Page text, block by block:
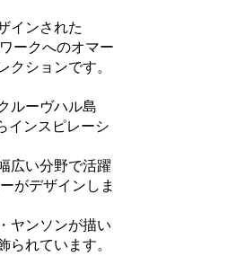
インされた
ークへのオマー
ションです。
ルーヴハル島
インスピレーシ
広い分野で活躍
がデザインしま
ヤンソンが描い
れています。